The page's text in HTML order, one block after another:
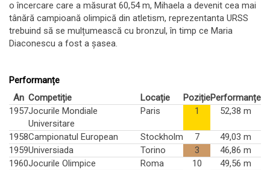
o încercare care a măsurat 60,54 m, Mihaela a devenit cea mai
tânără campioană olimpică din atletism, reprezentanta URSS
trebuind să se mulțumească cu bronzul, în timp ce Maria
Diaconescu a fost a șasea.
Performanțe
An Competiție Locație PozițiePerformanțe
1957Jocurile Mondiale
Universitare
Paris 1 52,38 m
1958Campionatul European Stockholm 7
49,03 m
1959Universiada Torino 3
46,86 m
1960Jocurile Olimpice Roma 10
49,56 m